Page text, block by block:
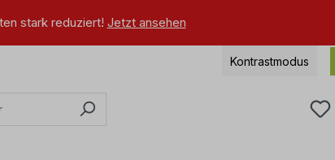
stark reduziert! Jetzt ansehen
Kontrastmodus